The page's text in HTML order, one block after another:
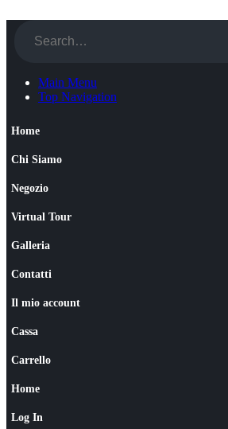
Main Menu
Top Navigation
Home
Chi Siamo
Negozio
Virtual Tour
Galleria
Contatti
Il mio account
Cassa
Carrello
Home
Log In